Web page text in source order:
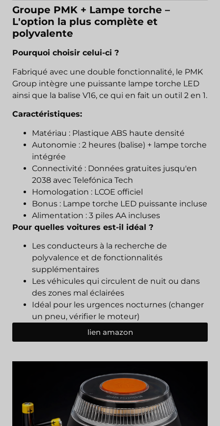
Groupe PMK + Lampe torche –
L'option la plus complète et
polyvalente
Pourquoi choisir celui-ci ?
Fabriqué avec une double fonctionnalité, le PMK
Group intègre une puissante lampe torche LED
ainsi que la balise V16, ce qui en fait un outil 2 en 1.
Caractéristiques:
Matériau : Plastique ABS haute densité
Autonomie : 2 heures (balise) + lampe torche
intégrée
Connectivité : Données gratuites jusqu'en
2038 avec Telefónica Tech
Homologation : LCOE officiel
Bonus : Lampe torche LED puissante incluse
Alimentation : 3 piles AA incluses
Pour quelles voitures est-il idéal ?
Les conducteurs à la recherche de
polyvalence et de fonctionnalités
supplémentaires
Les véhicules qui circulent de nuit ou dans
des zones mal éclairées
Idéal pour les urgences nocturnes (changer
un pneu, vérifier le moteur)
lien amazon